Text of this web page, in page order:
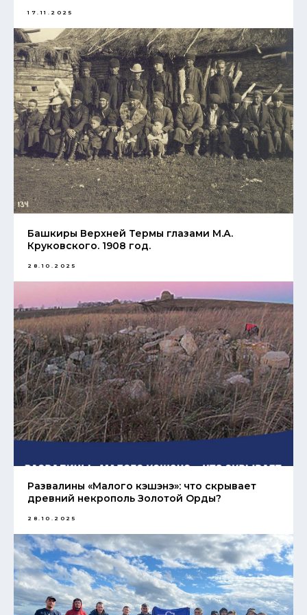
17.11.2025
Башкиры Верхней Термы глазами М.А.
Круковского. 1908 год.
28.10.2025
Развалины «Малого кэшэнэ»: что скрывает
древний некрополь Золотой Орды?
28.10.2025